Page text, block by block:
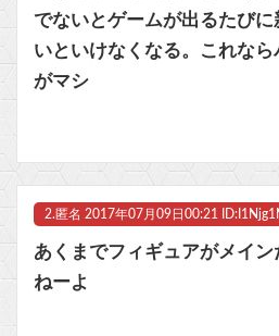
ビットコイン再び1600万円へ。ド
でないとゲームが出るたび
いといけなくなる。これな
がマシ
2. 匿名 2017年07月09日00:21
あくまでフィギュアがメイ
ねーよ